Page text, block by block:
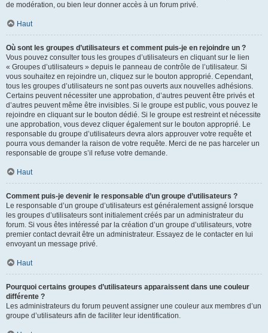
de modération, ou bien leur donner accès à un forum privé.
Haut
Où sont les groupes d’utilisateurs et comment puis-je en rejoindre un ?
Vous pouvez consulter tous les groupes d’utilisateurs en cliquant sur le lien
« Groupes d’utilisateurs » depuis le panneau de contrôle de l’utilisateur. Si
vous souhaitez en rejoindre un, cliquez sur le bouton approprié. Cependant,
tous les groupes d’utilisateurs ne sont pas ouverts aux nouvelles adhésions.
Certains peuvent nécessiter une approbation, d’autres peuvent être privés et
d’autres peuvent même être invisibles. Si le groupe est public, vous pouvez le
rejoindre en cliquant sur le bouton dédié. Si le groupe est restreint et nécessite
une approbation, vous devez cliquer également sur le bouton approprié. Le
responsable du groupe d’utilisateurs devra alors approuver votre requête et
pourra vous demander la raison de votre requête. Merci de ne pas harceler un
responsable de groupe s’il refuse votre demande.
Haut
Comment puis-je devenir le responsable d’un groupe d’utilisateurs ?
Le responsable d’un groupe d’utilisateurs est généralement assigné lorsque
les groupes d’utilisateurs sont initialement créés par un administrateur du
forum. Si vous êtes intéressé par la création d’un groupe d’utilisateurs, votre
premier contact devrait être un administrateur. Essayez de le contacter en lui
envoyant un message privé.
Haut
Pourquoi certains groupes d’utilisateurs apparaissent dans une couleur
différente ?
Les administrateurs du forum peuvent assigner une couleur aux membres d’un
groupe d’utilisateurs afin de faciliter leur identification.